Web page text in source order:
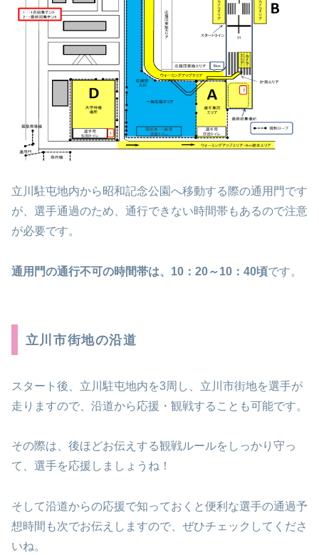
立川駐屯地内から昭和記念公園へ移動する際の通用門です
が、選手通過のため、通行できない時間帯もあるので注意
が必要です。
通用門の通行不可の時間帯は、10：20～10：40頃です。
立川市街地の沿道
スタート後、立川駐屯地内を3周し、立川市街地を選手が
走りますので、沿道から応援・観戦することも可能です。
その際は、後ほどお伝えする観戦ルールをしっかり守っ
て、選手を応援しましょうね！
そして沿道からの応援で知っておくと便利な選手の通過予
想時間も次でお伝えしますので、ぜひチェックしてくださ
いね。